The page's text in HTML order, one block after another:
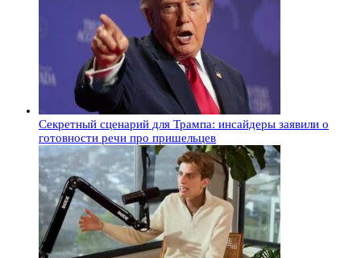
Секретный сценарий для Трампа: инсайдеры заявили о
готовности речи про пришельцев